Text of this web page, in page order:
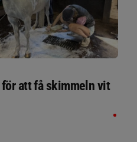
att få skimmeln vit